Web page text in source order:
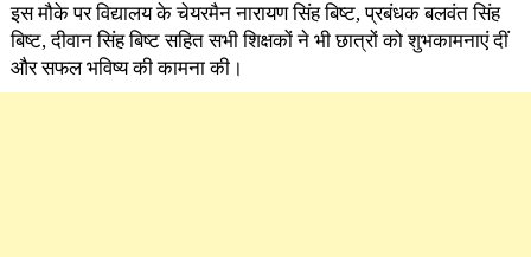
इस मौके पर विद्यालय के चेयरमैन नारायण सिंह बिष्ट, प्रबंधक बलवंत सिंह
बिष्ट, दीवान सिंह बिष्ट सहित सभी शिक्षकों ने भी छात्रों को शुभकामनाएं दीं
और सफल भविष्य की कामना की।